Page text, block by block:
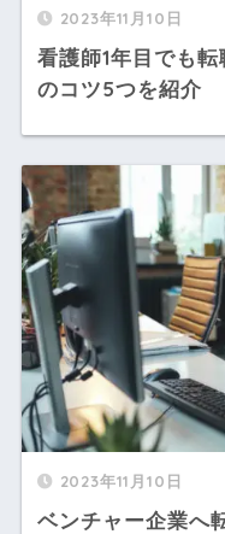
2023年11月10日
看護師1年目でも
のコツ5つを紹介
2023年11月10日
ベンチャー企業へ